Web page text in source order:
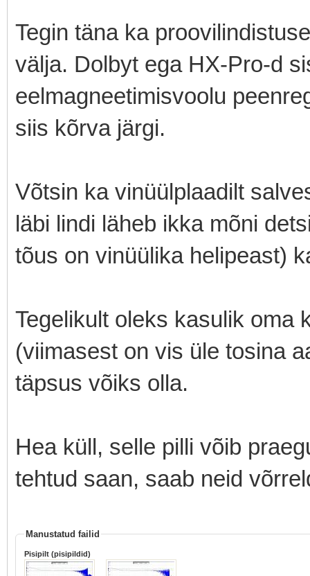
Tegin täna ka
välja. Dolbyt ega HX-Pro-d
eelmagneetimisvoolu
siis kõrva järgi.
Võtsin ka vinüülplaadilt
läbi lindi läheb ikka mõni
tõus on vinüülika helipeast)
Tegelikult oleks kasulik oma
(viimasest on vis üle tosina
täpsus võiks olla.
Hea küll, selle pilli võib
tehtud saan, saab neid
Manustatud failid
Pisipilt (pisipildid)